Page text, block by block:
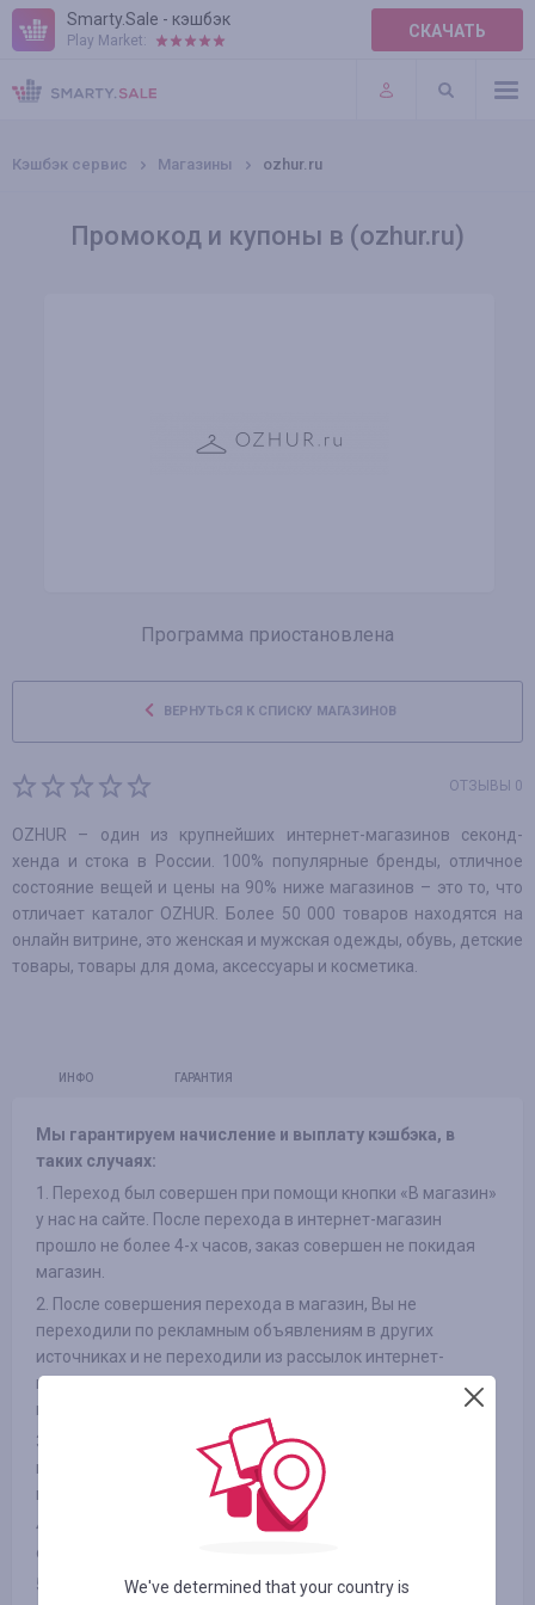
Smarty.Sale - кэшбэк
Play Market: СКАЧАТЬ
ПРАВИЛА
ПЛАГИНЫ
Кэшбэк сервис Магазины ozhur.ru
Промокод и купоны в (ozhur.ru)
Программа приостановлена
ВЕРНУТЬСЯ К СПИСКУ МАГАЗИНОВ
ОТЗЫВЫ 0
OZHUR – один из крупнейших интернет-магазинов секонд-
хенда и стока в России. 100% популярные бренды, отличное
состояние вещей и цены на 90% ниже магазинов – это то, что
отличает каталог OZHUR. Более 50 000 товаров находятся на
онлайн витрине, это женская и мужская одежды, обувь, детские
товары, товары для дома, аксессуары и косметика.
ИНФО ГАРАНТИЯ
Мы гарантируем начисление и выплату кэшбэка, в
таких случаях:
1. Переход был совершен при помощи кнопки «В магазин»
у нас на сайте. После перехода в интернет-магазин
прошло не более 4-х часов, заказ совершен не покидая
магазин.
2. После совершения перехода в магазин, Вы не
переходили по рекламным объявлениям в других
источниках и не переходили из рассылок интернет-
магазинов на сайт, так же не использовали сторонние
промокоды
3. Выбранный Вами товар участвует в кэшбэке (в
некоторых интернет-магазинах есть разделение на
категории, смотрите вкладку «ИНФОРМАЦИЯ/УСЛОВИЯ» )
4. После оплаты товара Вами в интернет-магазине, Вы не
отказались от товара по каким либо причинам
5. Вы не используете или отключили специальные
We've determined that your country is